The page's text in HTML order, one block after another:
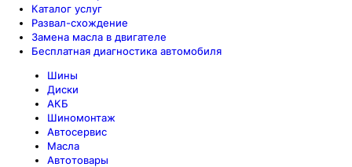
Каталог услуг
Развал-схождение
Замена масла в двигателе
Бесплатная диагностика автомобиля
Шины
Диски
АКБ
Шиномонтаж
Автосервис
Масла
Автотовары